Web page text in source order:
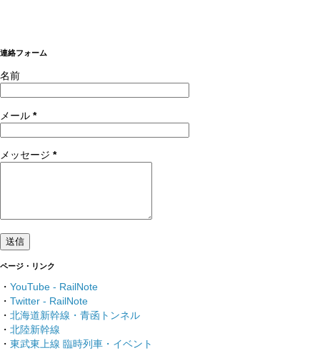
連絡フォーム
名前
メール *
メッセージ *
ページ・リンク
・ YouTube - RailNote
・ Twitter - RailNote
・ 北海道新幹線・青函トンネル
・ 北陸新幹線
・ 東武東上線 臨時列車・イベント